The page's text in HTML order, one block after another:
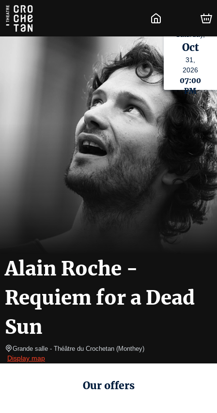
Oct
31,
2026
07:00
PM
Alain Roche -
Requiem for a Dead
Sun
Grande salle - Théâtre du Crochetan (Monthey)
Display map
Our offers